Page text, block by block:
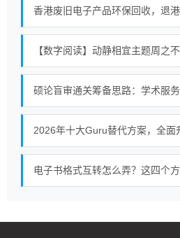
【数字阅读】动静相宜主题周之
2026年十大Guru替代方案，全面
电子书格式互转怎么弄？这四个